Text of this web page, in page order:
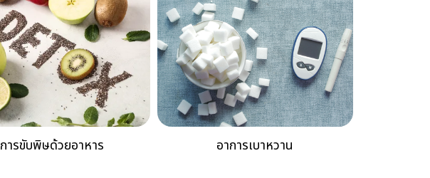
การขับพิษด้วยอาหาร อาการเบาหวาน